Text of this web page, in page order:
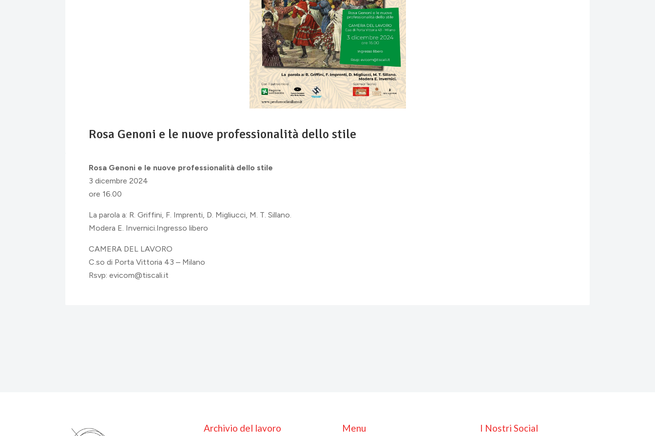
Rosa Genoni e le nuove professionalità dello stile
Rosa Genoni e le nuove professionalità dello stile
3 dicembre 2024
ore 16.00
La parola a: R. Griffini, F. Imprenti, D. Migliucci, M. T. Sillano.
Modera E. Invernici.Ingresso libero
CAMERA DEL LAVORO
C.so di Porta Vittoria 43 – Milano
Rsvp: evicom@tiscali.it
Archivio del lavoro Menu I Nostri Social